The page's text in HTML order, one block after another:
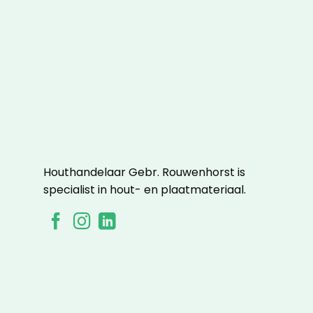
Houthandelaar Gebr. Rouwenhorst is
specialist in hout- en plaatmateriaal.